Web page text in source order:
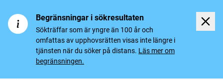
Begränsningar i sökresultaten
Sökträffar som är yngre än 100 år och
omfattas av upphovsrätten visas inte längre i
tjänsten när du söker på distans. Läs mer om
begränsningen.